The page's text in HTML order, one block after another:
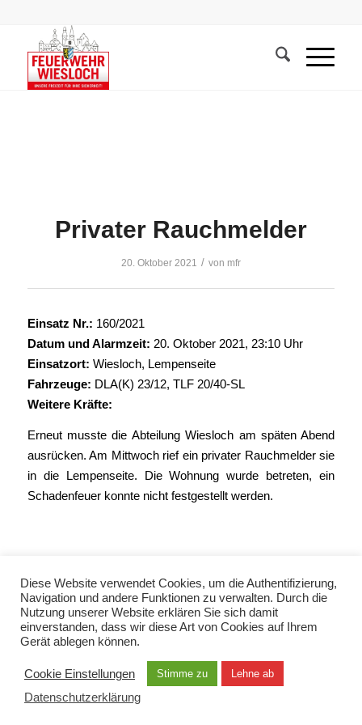
Privater Rauchmelder
20. Oktober 2021 / von mfr
Einsatz Nr.: 160/2021
Datum und Alarmzeit: 20. Oktober 2021, 23:10 Uhr
Einsatzort: Wiesloch, Lempenseite
Fahrzeuge: DLA(K) 23/12, TLF 20/40-SL
Weitere Kräfte:
Erneut musste die Abteilung Wiesloch am späten Abend
ausrücken. Am Mittwoch rief ein privater Rauchmelder sie
in die Lempenseite. Die Wohnung wurde betreten, ein
Schadenfeuer konnte nicht festgestellt werden.
© Copyright 2021 - Freiwillige Feuerwehr Wiesloch -
Impressum
Kontakt
EN / TUR / FRA / RUS
Diese Website verwendet Cookies, um die Authentifizierung,
Navigation und andere Funktionen zu verwalten. Durch die
Nutzung unserer Website erklären Sie sich damit
einverstanden, dass wir diese Art von Cookies auf Ihrem
Gerät ablegen können.
Cookie Einstellungen Stimme zu Lehne ab
Datenschutzerklärung